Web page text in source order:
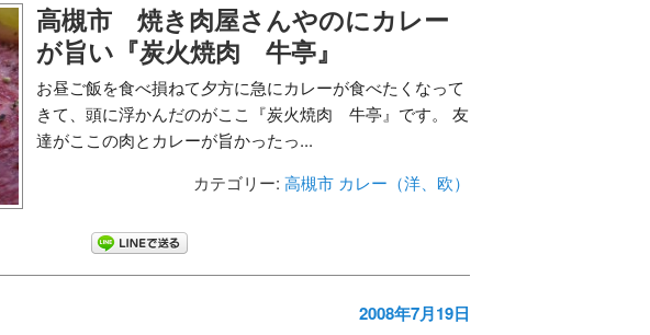
高槻市 焼き肉屋さんやのにカレー
が旨い『炭火焼肉 牛亭』
お昼ご飯を食べ損ねて夕方に急にカレーが食べたくなって
きて、頭に浮かんだのがここ『炭火焼肉 牛亭』です。 友
達がここの肉とカレーが旨かったっ...
カテゴリー: 高槻市 カレー（洋、欧）
2008年7月19日